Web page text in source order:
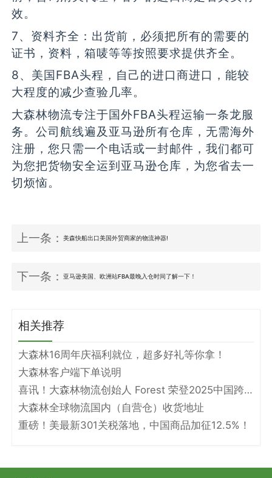
效。
7、资料齐全：出货前，必须把所有的需要的
证书，资料，箱唛等等按照要求提供齐全。
8、美国FBA头程，自己的进口商进口，能较
大程度的减少查验几率。
大森林物流专注于国外FBA头程运输一条龙服
务。公司航线遍及亚马逊所有仓库，无需海外
注册，您只需一个电话或一封邮件，我们都可
为您把货物安全运到亚马逊仓库，为您省去一
切烦恼。
上一条：美森快船出口美国外贸商家的物流神器!
下一条：亚马逊美国、欧洲站FBA最晚入仓时间了解一下！
相关推荐
大森林16周年庆福利就位，超多好礼等你拿！
大森林客户端下单说明
喜讯！大森林物流创始人 Forest 荣登2025中国跨境电商物流名人堂！
大森林全球物流国内（自营仓）收货地址
重磅！美最新301关税落地，中国商品加征12.5%！